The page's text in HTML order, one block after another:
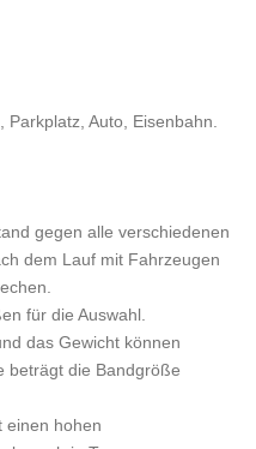
Auto, Eisenbahn.
gegen alle verschiedenen
dem Lauf mit Fahrzeugen
für die Auswahl.
das Gewicht können
beträgt die Bandgröße
einen hohen